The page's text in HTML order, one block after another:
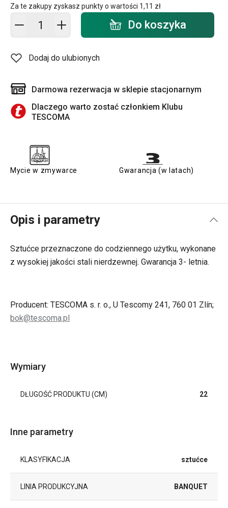
Za te zakupy zyskasz punkty o wartości 1,11 zł
Dodaj do koszyka - ilość Do koszyka
Dodaj do ulubionych
Darmowa rezerwacja w sklepie stacjonarnym
Dlaczego warto zostać członkiem Klubu
TESCOMA
Mycie w zmywarce Gwarancja (w latach)
Opis i parametry
Sztućce przeznaczone do codziennego użytku, wykonane
z wysokiej jakości stali nierdzewnej. Gwarancja 3- letnia.
Producent: TESCOMA s. r. o., U Tescomy 241, 760 01 Zlín;
bok@tescoma.pl
Wymiary
DŁUGOŚĆ PRODUKTU (CM) 22
Inne parametry
KLASYFIKACJA sztućce
LINIA PRODUKCYJNA BANQUET